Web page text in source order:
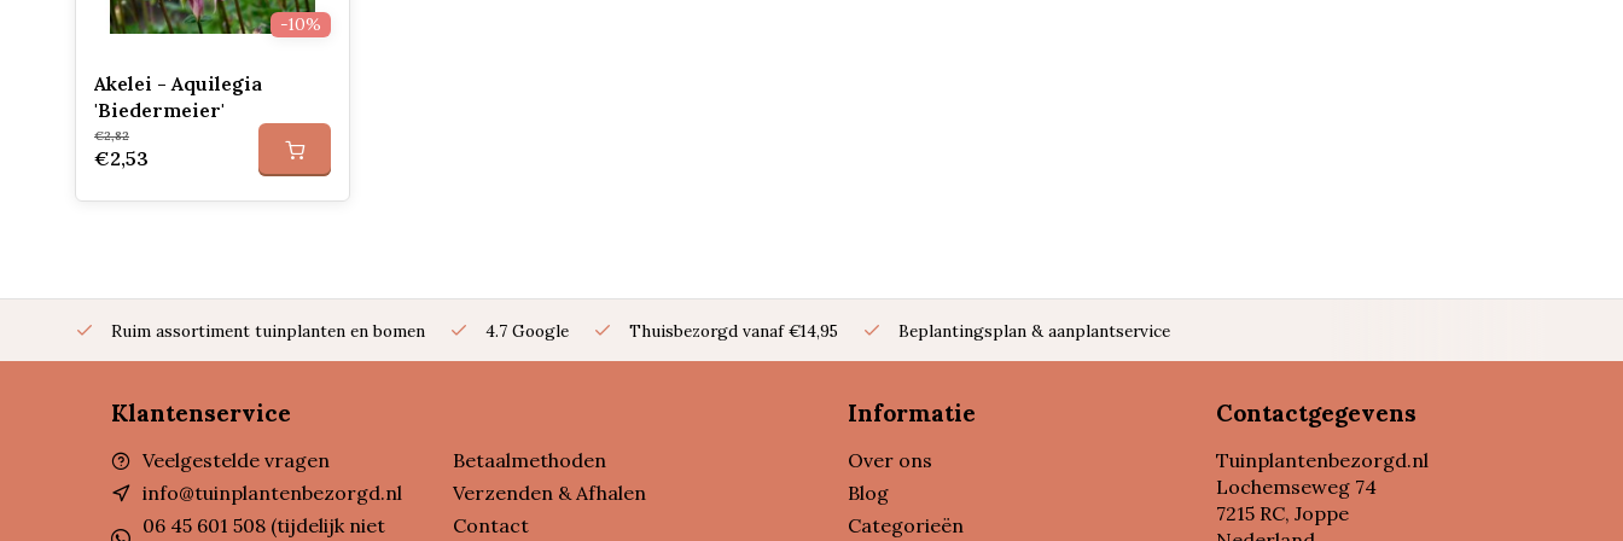
-10%
Akelei - Aquilegia
'Biedermeier'
€2,82
€2,53
Ruim assortiment tuinplanten en bomen 4.7 Google Thuisbezorgd vanaf €14,95 Beplantingsplan & aanplantservice
Klantenservice
Veelgestelde vragen
info@tuinplantenbezorgd.nl
06 45 601 508 (tijdelijk niet
Betaalmethoden
Verzenden & Afhalen
Contact
Informatie
Over ons
Blog
Categorieën
Contactgegevens
Tuinplantenbezorgd.nl
Lochemseweg 74
7215 RC, Joppe